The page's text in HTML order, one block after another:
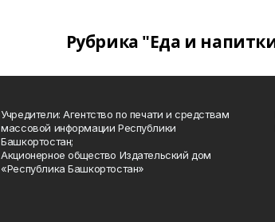
Рубрика "Еда и
Учредители: Агентство по печати и средствам
массовой информации Республики
Башкортостан;
Акционерное общество Издательский дом
«Республика Башкортостан»